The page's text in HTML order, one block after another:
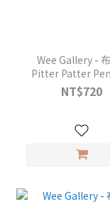
Wee Gallery -
Pitter Patter
NT$720